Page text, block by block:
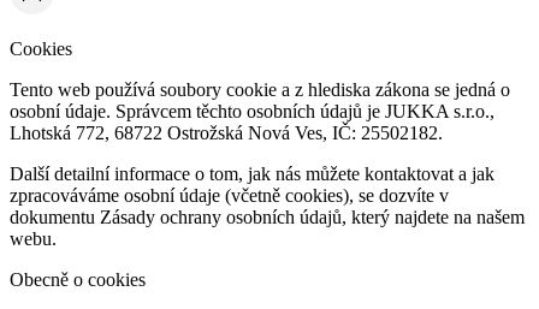
Cookies
Tento web používá soubory cookie a z hlediska zákona se jedná o
osobní údaje. Správcem těchto osobních údajů je JUKKA s.r.o.,
Lhotská 772, 68722 Ostrožská Nová Ves, IČ: 25502182.
Další detailní informace o tom, jak nás můžete kontaktovat a jak
zpracováváme osobní údaje (včetně cookies), se dozvíte v
dokumentu Zásady ochrany osobních údajů, který najdete na našem
webu.
Obecně o cookies